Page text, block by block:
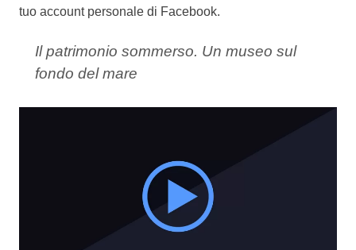
tuo account personale di Facebook.
Il patrimonio sommerso. Un museo sul
fondo del mare